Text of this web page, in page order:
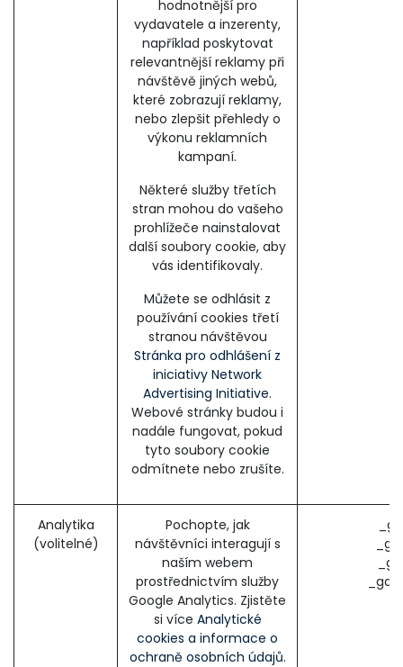
hodnotnější pro
vydavatele a inzerenty,
například poskytovat
relevantnější reklamy při
návštěvě jiných webů,
které zobrazují reklamy,
nebo zlepšit přehledy o
výkonu reklamních
kampaní.
Některé služby třetích
stran mohou do vašeho
prohlížeče nainstalovat
další soubory cookie, aby
vás identifikovaly.
Můžete se odhlásit z
používání cookies třetí
stranou návštěvou
Stránka pro odhlášení z
iniciativy Network
Advertising Initiative.
Webové stránky budou i
nadále fungovat, pokud
tyto soubory cookie
odmítnete nebo zrušíte.
Analytika
(volitelné)
Pochopte, jak
návštěvníci interagují s
naším webem
prostřednictvím služby
Google Analytics. Zjistěte
si více Analytické
cookies a informace o
ochraně osobních údajů.